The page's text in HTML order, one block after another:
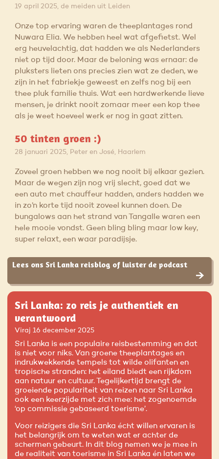
19 april 2025, de meiden uit Leiden
Onze top ervaring waren de theeplantages rond
Nuwara Elia. We hebben heel wat afgefietst. Wel
erg heuvelachtig, dat hadden we als Nederlanders
niet op tijd door. Maar de beloning was ernaar: de
pluksters lieten ons precies zien wat ze deden, we
zijn in het fabriekje geweest en zelfs nog bij een
thee pluk familie thuis. Wat een hardwerkende lieve
mensen, je drinkt nooit zomaar meer een kop thee
als je weet hoeveel werk er nog in gaat zitten.
50 tinten groen :)
28 januari 2025, Peter en José, Haarlem
Zoveel groen hebben we nog nooit bij elkaar gezien.
Maar de wegen zijn nog vrij slecht, goed dat we
een auto met chauffeur hadden, anders hadden we
in zo’n korte tijd nooit zoveel kunnen doen. De
bungalows aan het strand van Tangalle waren een
hele mooie vondst. Geen bling bling maar low key,
super relaxt, een waar paradijsje.
Lees ons Sri Lanka reisblog of luister de podcast
Sri Lanka: zo reis je authentiek en
verantwoord
Viraj 16 december 2025
Sri Lanka is een populaire reisbestemming en dat
is niet voor niks. Van groene theeplantages en
indrukwekkende tempels tot wilde olifanten en
tropische stranden: het eiland biedt een rijkdom
aan natuur en cultuur. Tegelijkertijd brengt de
groeiende populariteit van reizen naar Sri Lanka
ook een keerzijde met zich mee: het zogenoemde
‘op commissie gebaseerd toerisme’.
Voor reizigers die Sri Lanka écht willen ervaren is
het belangrijk om te weten wat er achter de
schermen gebeurt. In dit blog nemen we je mee in
de realiteit van toerisme in Sri Lanka én laten we